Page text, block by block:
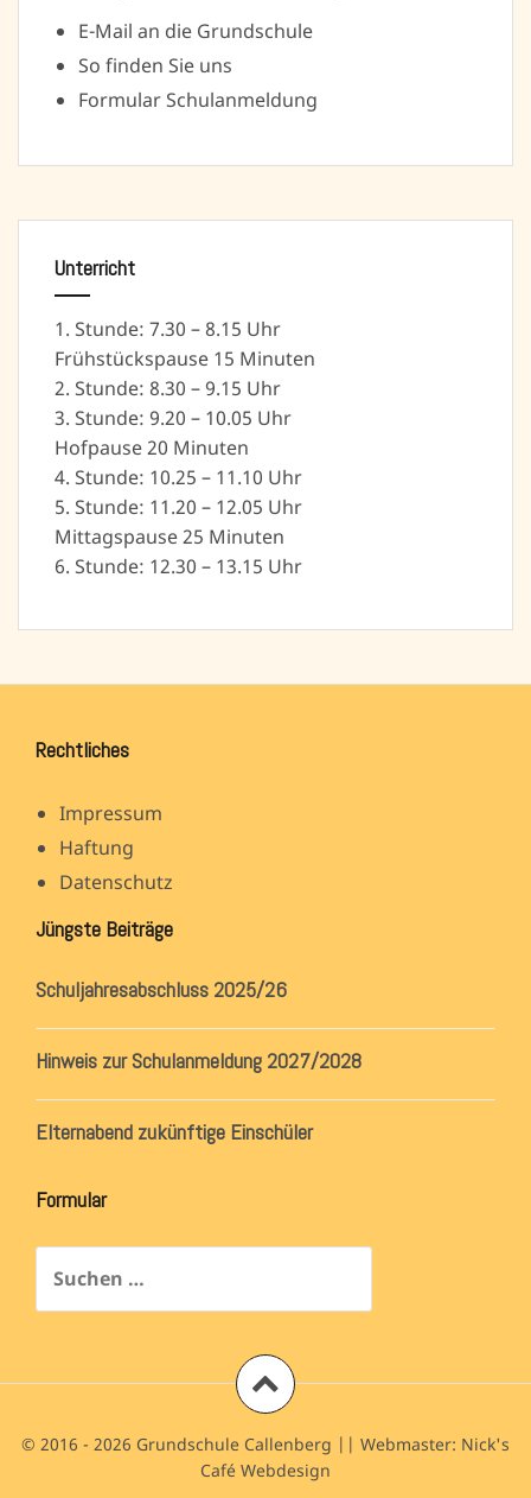
E-Mail an die Grundschule
So finden Sie uns
Formular Schulanmeldung
Unterricht
1. Stunde: 7.30 – 8.15 Uhr
Frühstückspause 15 Minuten
2. Stunde: 8.30 – 9.15 Uhr
3. Stunde: 9.20 – 10.05 Uhr
Hofpause 20 Minuten
4. Stunde: 10.25 – 11.10 Uhr
5. Stunde: 11.20 – 12.05 Uhr
Mittagspause 25 Minuten
6. Stunde: 12.30 – 13.15 Uhr
Rechtliches
Impressum
Haftung
Datenschutz
Jüngste Beiträge
Schuljahresabschluss 2025/26
Hinweis zur Schulanmeldung 2027/2028
Elternabend zukünftige Einschüler
Formular
nach:
© 2016 - 2026 Grundschule Callenberg || Webmaster: Nick's
Café Webdesign